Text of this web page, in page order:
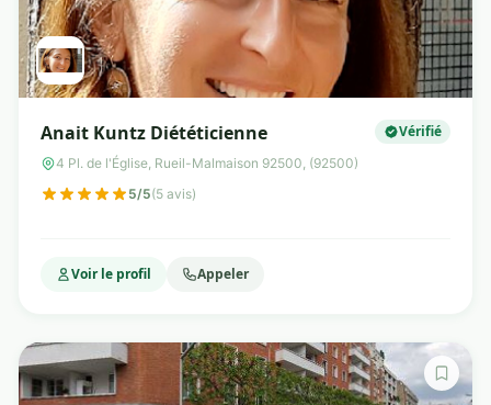
Anait Kuntz Diététicienne Vérifié
4 Pl. de l'Église, Rueil-Malmaison 92500, (92500)
5/5(5 avis)
Voir le profil Appeler